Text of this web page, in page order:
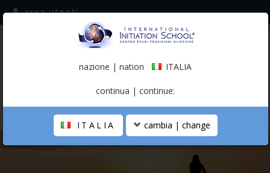
iscriviti alla mailing list
(italiano)
area utenti
LA SCUOLA
nazione | nation ITALIA
continua | continue:
ITALIA cambia | change